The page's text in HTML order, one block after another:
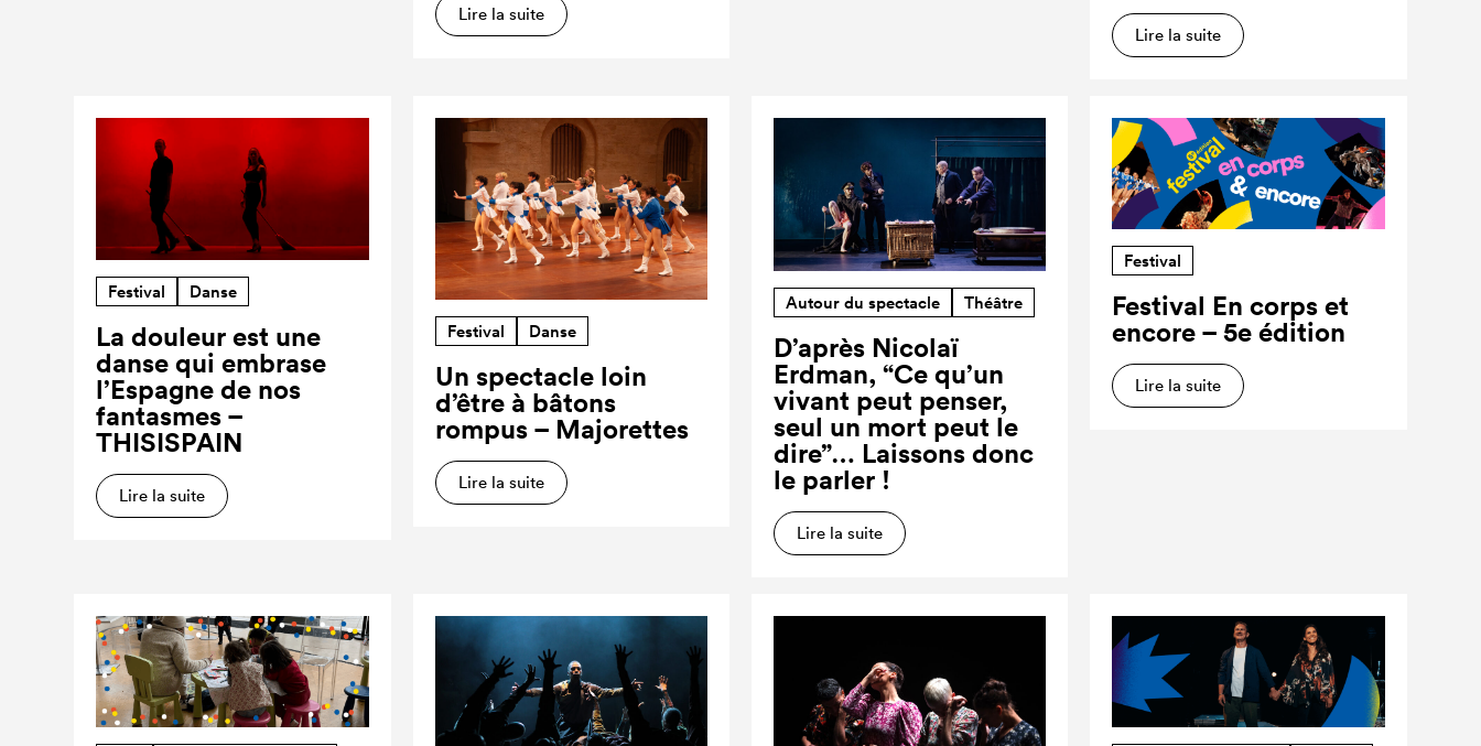
Lire la suite
Lire la suite
Festival Danse
La douleur est une
danse qui embrase
l’Espagne de nos
fantasmes –
THISISPAIN
Lire la suite
Festival Danse
Un spectacle loin
d’être à bâtons
rompus – Majorettes
Lire la suite
Autour du spectacle Théâtre
D’après Nicolaï
Erdman, “Ce qu’un
vivant peut penser,
seul un mort peut le
dire”… Laissons donc
le parler !
Lire la suite
Festival
Festival En corps et
encore – 5e édition
Lire la suite